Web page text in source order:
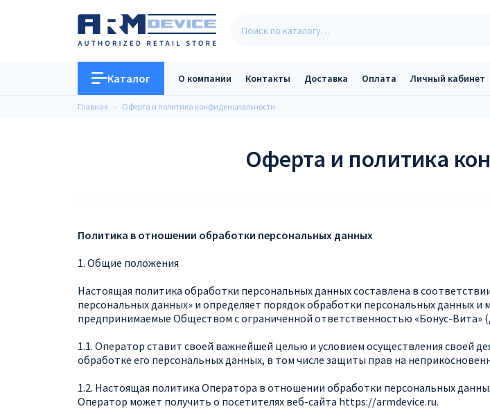
Каталог О компании Контакты Доставка Оплата Личный кабинет
Главная Оферта и политика конфиденциальности
Оферта и политика
Политика в отношении обработки персональных данных
1. Общие положения
Настоящая политика обработки персональных данных составлена в
персональных данных» и определяет порядок обработки персональных данных
предпринимаемые Обществом с ограниченной ответственностью «Бонус-Вита»
1.1. Оператор ставит своей важнейшей целью и условием осуществления своей
обработке его персональных данных, в том числе защиты прав на
1.2. Настоящая политика Оператора в отношении обработки персональных
Оператор может получить о посетителях веб-сайта https://armdevice.ru.